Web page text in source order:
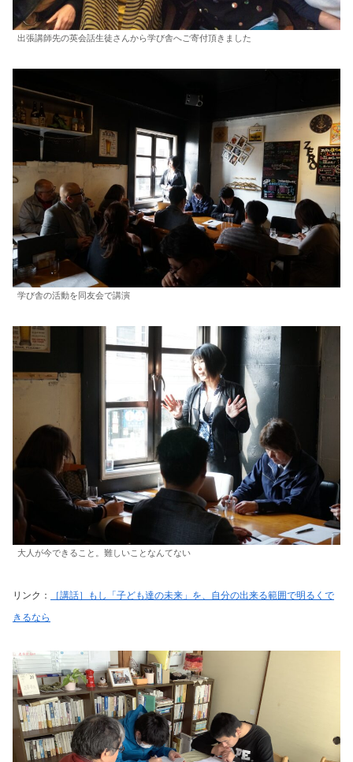
出張講師先の英会話生徒さんから学び舎へご寄付頂きました
学び舎の活動を同友会で講演
大人が今できること。難しいことなんてない
リンク：
［講話］もし「子ども達の未来」を、自分の出来る範囲で明るくで
きるなら